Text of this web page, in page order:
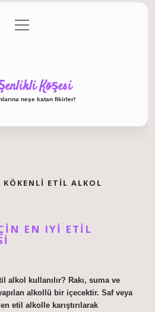
Politikası
menüyü
aç
Köşesi
neşe katan fikirler!
KÖKENLI ETIL ALKOL
EN IYI ETIL
alkol kullanılır? Rakı, suma ve
alkollü bir içecektir. Saf veya
etil alkolle karıştırılarak